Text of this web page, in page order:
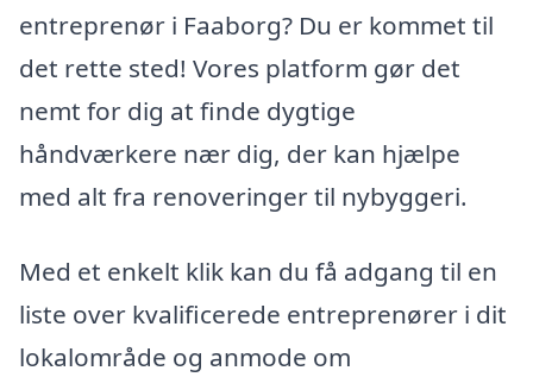
entreprenør i Faaborg? Du er kommet til
det rette sted! Vores platform gør det
nemt for dig at finde dygtige
håndværkere nær dig, der kan hjælpe
med alt fra renoveringer til nybyggeri.
Med et enkelt klik kan du få adgang til en
liste over kvalificerede entreprenører i dit
lokalområde og anmode om